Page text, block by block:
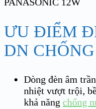
ƯU ĐIỂM
DN
Dòng đèn âm
nhiệt vượt trội,
khả năng chống